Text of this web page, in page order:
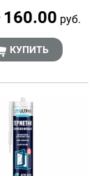
160.00 руб.
КУПИТЬ